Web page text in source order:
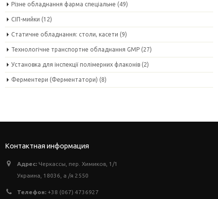
Різне обладнання фарма спеціальне (49)
СІП-мийки (12)
Статичне обладнання: столи, касети (9)
Технологічне транспортне обладнання GMP (27)
Установка для інспекції полімерних флаконів (2)
Ферментери (Ферментатори) (8)
Контактная информация
Адрес: Черкассы, пер. Химиков, 1/1
Украина, 18036, а /я 2550
Телефон: +38 (067) 4736927